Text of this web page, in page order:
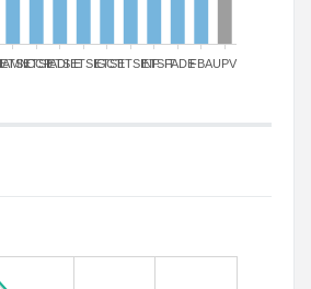
ETSICCP
ETSIADI
ETSIEETSIGCT
ETSIIETSINFETSITFADEFBAUPV